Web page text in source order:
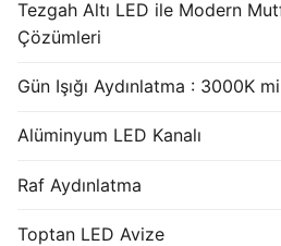
Tezgah Altı LED ile Modern
Çözümleri
Gün Işığı Aydınlatma : 3000K
Alüminyum LED Kanalı
Raf Aydınlatma
Toptan LED Avize